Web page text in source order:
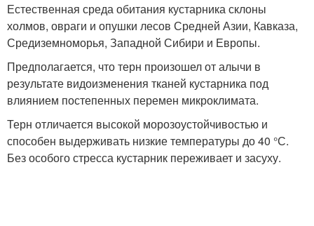
Естественная среда обитания кустарника склоны
холмов, овраги и опушки лесов Средней Азии, Кавказа,
Средиземноморья, Западной Сибири и Европы.
Предполагается, что терн произошел от алычи в
результате видоизменения тканей кустарника под
влиянием постепенных перемен микроклимата.
Терн отличается высокой морозоустойчивостью и
способен выдерживать низкие температуры до 40 °С.
Без особого стресса кустарник переживает и засуху.